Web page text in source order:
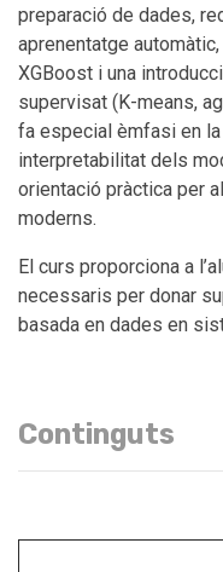
preparació de dades,
aprenentatge
XGBoost i una
supervisat (K-means,
fa especial èmfasi en
interpretabilitat dels
orientació pràctica per
moderns.
El curs proporciona a
necessaris per donar
basada en dades en
Continguts